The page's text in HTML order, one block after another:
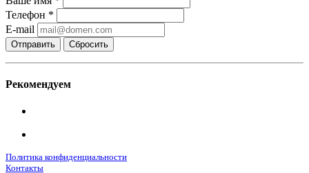
Телефон *
E-mail
Сбросить
Рекомендуем
Политика конфиденциальности
Контакты